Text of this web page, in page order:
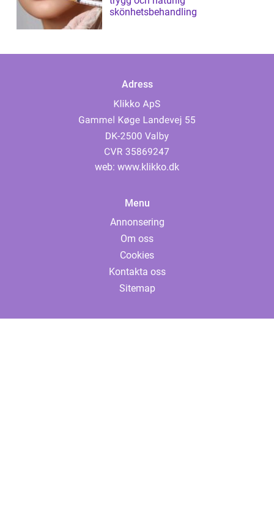
skönhetsbehandling
Adress
web: www.klikko.dk
Menu
Annonsering
Om oss
Cookies
Kontakta oss
Sitemap